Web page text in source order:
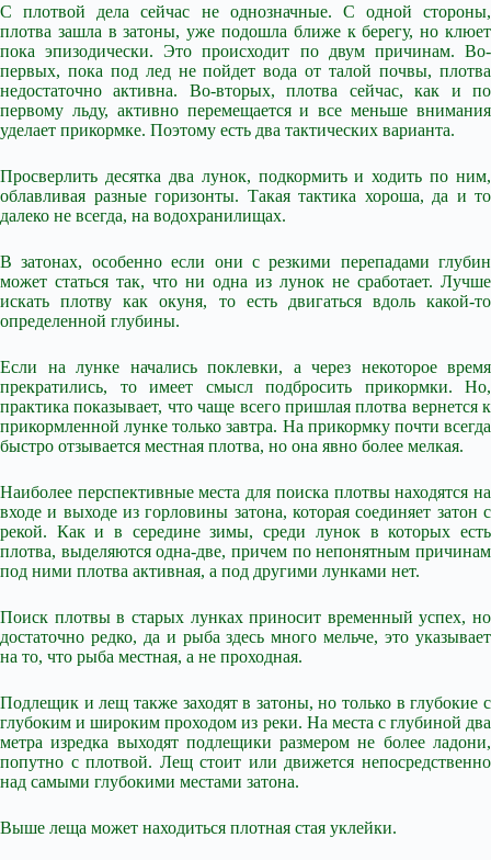
С плотвой дела сейчас не однозначные. С одной стороны,
плотва зашла в затоны, уже подошла ближе к берегу, но клюет
пока эпизодически. Это происходит по двум причинам. Во-
первых, пока под лед не пойдет вода от талой почвы, плотва
недостаточно активна. Во-вторых, плотва сейчас, как и по
первому льду, активно перемещается и все меньше внимания
уделает прикормке. Поэтому есть два тактических варианта.
Просверлить десятка два лунок, подкормить и ходить по ним,
облавливая разные горизонты. Такая тактика хороша, да и то
далеко не всегда, на водохранилищах.
В затонах, особенно если они с резкими перепадами глубин
может статься так, что ни одна из лунок не сработает. Лучше
искать плотву как окуня, то есть двигаться вдоль какой-то
определенной глубины.
Если на лунке начались поклевки, а через некоторое время
прекратились, то имеет смысл подбросить прикормки. Но,
практика показывает, что чаще всего пришлая плотва вернется к
прикормленной лунке только завтра. На прикормку почти всегда
быстро отзывается местная плотва, но она явно более мелкая.
Наиболее перспективные места для поиска плотвы находятся на
входе и выходе из горловины затона, которая соединяет затон с
рекой. Как и в середине зимы, среди лунок в которых есть
плотва, выделяются одна-две, причем по непонятным причинам
под ними плотва активная, а под другими лунками нет.
Поиск плотвы в старых лунках приносит временный успех, но
достаточно редко, да и рыба здесь много мельче, это указывает
на то, что рыба местная, а не проходная.
Подлещик и лещ также заходят в затоны, но только в глубокие с
глубоким и широким проходом из реки. На места с глубиной два
метра изредка выходят подлещики размером не более ладони,
попутно с плотвой. Лещ стоит или движется непосредственно
над самыми глубокими местами затона.
Выше леща может находиться плотная стая уклейки.